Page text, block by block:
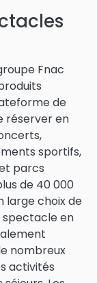
Fnac
de
réserver en
sportifs,
parcs
de 40 000
large choix de
spectacle en
nombreux
activités